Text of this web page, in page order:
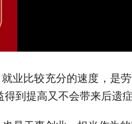
业比较充分的速度，是
到提高又不会带来后遗